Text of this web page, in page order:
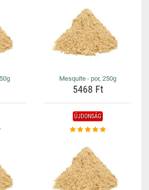
Mesquite - por, 250g
5468 Ft
ÚJDONSÁG